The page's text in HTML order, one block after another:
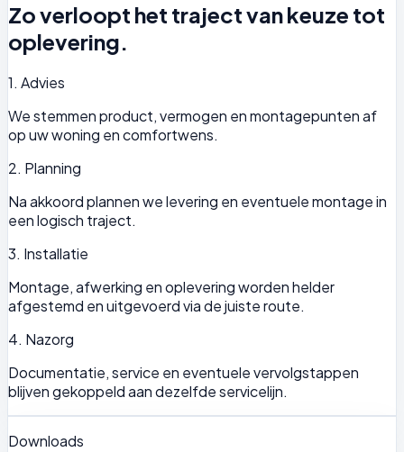
Zo verloopt het traject van keuze tot
oplevering.
1. Advies
We stemmen product, vermogen en montagepunten af
op uw woning en comfortwens.
2. Planning
Na akkoord plannen we levering en eventuele montage in
een logisch traject.
3. Installatie
Montage, afwerking en oplevering worden helder
afgestemd en uitgevoerd via de juiste route.
4. Nazorg
Documentatie, service en eventuele vervolgstappen
blijven gekoppeld aan dezelfde servicelijn.
Downloads